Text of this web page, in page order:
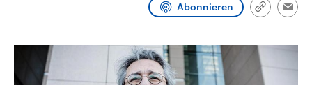
Abonnieren
Link